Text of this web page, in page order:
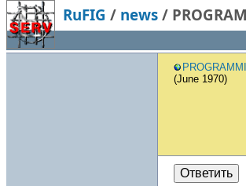
RuFIG / news /
Moore (June 1970)
(June 1970)
Ответить